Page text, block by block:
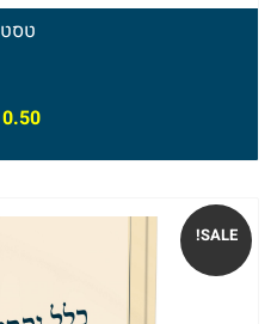
טסט 1
0.50
SALE!